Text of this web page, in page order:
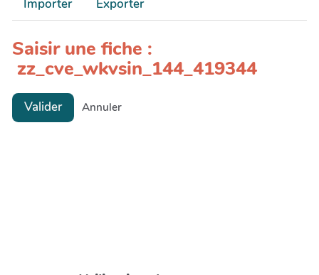
Importer
Exporter
Saisir une fiche :
zz_cve_wkvsin_144_419344
Valider Annuler